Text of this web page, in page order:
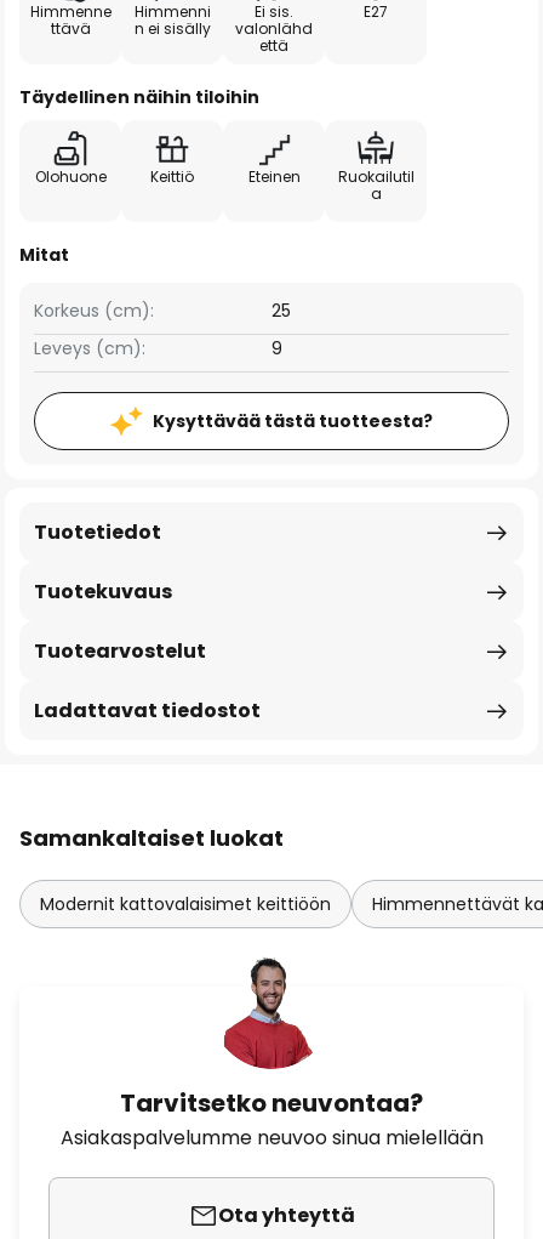
Himmenne
ttävä
Himmenni
n ei sisälly
Ei sis.
valonlähd
että
E27
Täydellinen näihin tiloihin
Olohuone Keittiö Eteinen
Ruokailutil
a
Mitat
Leveys (cm): 9
Korkeus (cm): 25
Kysyttävää tästä tuotteesta?
Tuotekuvaus
Tuotetiedot
Tuotearvostelut
Ladattavat tiedostot
Samankaltaiset luokat
Modernit kattovalaisimet keittiöön Himmennettävät
Tarvitsetko neuvontaa?
Asiakaspalvelumme neuvoo sinua mielellään
Ota yhteyttä